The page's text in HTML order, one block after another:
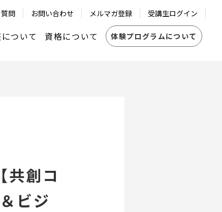
ついて 資格について 体験プログラムについて
問 お問い合わせ メルマガ登録 受講生ログイン
共創コ
ビジ